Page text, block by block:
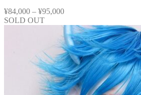
¥84,000 – ¥95,000
SOLD OUT